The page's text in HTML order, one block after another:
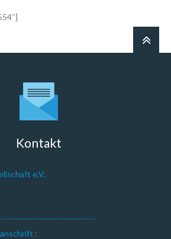
Kontakt
e.V.
: